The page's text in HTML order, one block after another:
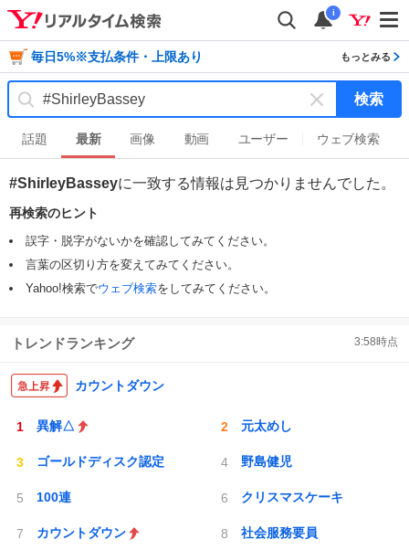
i
毎日5%※支払条件・上限あり もっとみる
キ
ー
ワ
ー
検索
話題 最新 画像 動画 ユーザー ウェブ検索
#ShirleyBasseyに一致する情報は見つかりませんでした。
再検索のヒント
誤字・脱字がないかを確認してみてください。
言葉の区切り方を変えてみてください。
Yahoo!検索でウェブ検索をしてみてください。
トレンドランキング 3:58時点
カウントダウン
異解△ 元太めし
ゴールドディスク認定 野島健児
100連 クリスマスケーキ
カウントダウン 社会服務要員